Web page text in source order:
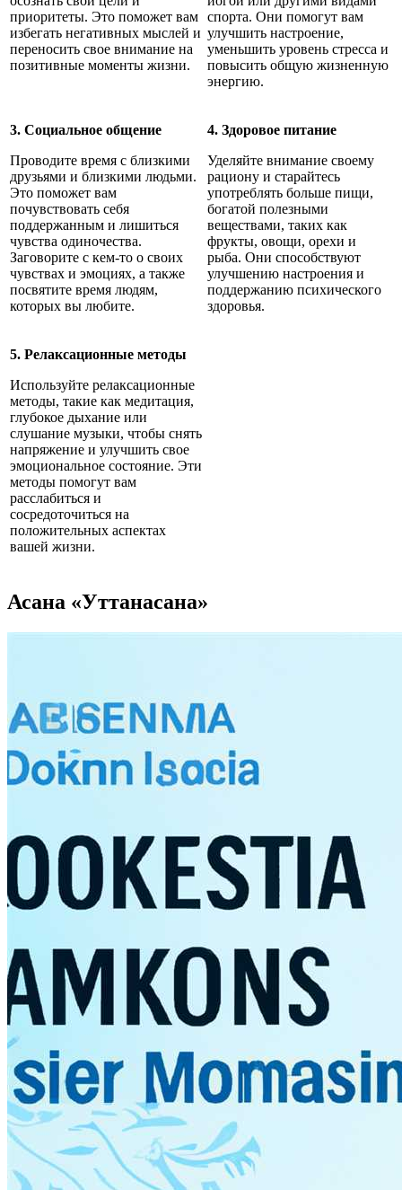
приоритеты. Это поможет вам
избегать негативных мыслей и
переносить свое внимание на
позитивные моменты жизни.
спорта. Они помогут вам
улучшить настроение,
уменьшить уровень стресса и
повысить общую жизненную
энергию.
3. Социальное общение
Проводите время с близкими
друзьями и близкими людьми.
Это поможет вам
почувствовать себя
поддержанным и лишиться
чувства одиночества.
Заговорите с кем-то о своих
чувствах и эмоциях, а также
посвятите время людям,
которых вы любите.
4. Здоровое питание
Уделяйте внимание своему
рациону и старайтесь
употреблять больше пищи,
богатой полезными
веществами, таких как
фрукты, овощи, орехи и
рыба. Они способствуют
улучшению настроения и
поддержанию психического
здоровья.
5. Релаксационные методы
Используйте релаксационные
методы, такие как медитация,
глубокое дыхание или
слушание музыки, чтобы снять
напряжение и улучшить свое
эмоциональное состояние. Эти
методы помогут вам
расслабиться и
сосредоточиться на
положительных аспектах
вашей жизни.
Асана «Уттанасана»